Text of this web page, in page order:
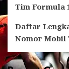
Tim Formula
Daftar
Nomor Mobil